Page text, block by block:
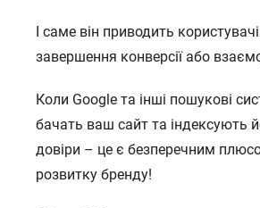
саме він приводить
завершення конверсії або
Коли Google та інші пошукові
бачать ваш сайт та індексують
довіри – це є безперечним
розвитку бренду!